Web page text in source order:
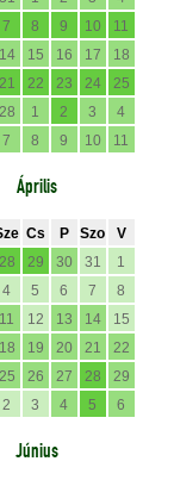
7 8 9 10
11
14 15 16 17
18
21 22 23 24
25
28 1 2 3
4
7 8 9 10 11
Április
Cs P Szo
V
28 29 30 31
1
4 5 6 7
8
11 12 13 14
15
18 19 20 21
22
25 26 27 28
29
2 3 4 5 6
Június